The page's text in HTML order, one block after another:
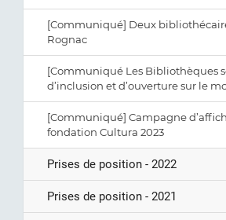
[Communiqué] Deux
Rognac
[Communiqué Les Bibliothèques
d’inclusion et d’ouverture sur le
[Communiqué] Campagne
fondation Cultura 2023
Prises de position - 2022
Prises de position - 2021